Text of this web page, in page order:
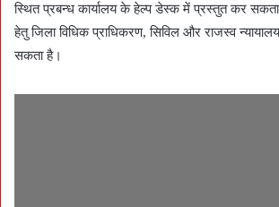
स्थित प्रबन्ध कार्यालय के हेल्प डेस्क में प्रस्तुत कर
हेतु जिला विधिक प्राधिकरण, सिविल और राजस्व
सकता है।